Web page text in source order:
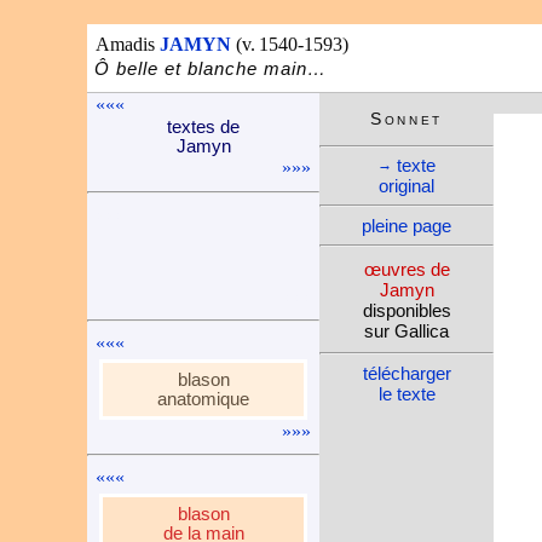
Amadis JAMYN(v. 1540-1593)
Ô belle et blanche main…
«««
textes de
Jamyn
»»»
«««
blason
anato­mique
»»»
«««
blason
de la main
Son­net
→ texte
ori­ginal
pleine page
œuvres de
Jamyn
dispo­nibles
sur Gallica
télé­charger
le texte